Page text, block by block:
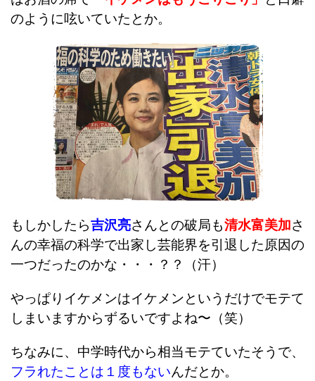
のように呟いていたとか。
もしかしたら吉沢亮さんとの破局も清水富美加さ
んの幸福の科学で出家し芸能界を引退した原因の
一つだったのかな・・・？？
（汗）
やっぱりイケメンはイケメンというだけでモテて
しまいますからずるいですよね〜（笑）
ちなみに、中学時代から相当モテていたそうで、
フラれたことは１度もないんだとか。